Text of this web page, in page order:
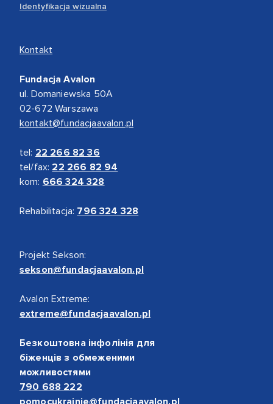
Identyfikacja wizualna
Kontakt
Fundacja Avalon
ul. Domaniewska 50A
02-672 Warszawa
kontakt@fundacjaavalon.pl
tel: 22 266 82 36
tel/fax: 22 266 82 94
kom: 666 324 328
Rehabilitacja: 796 324 328
Projekt Sekson:
sekson@fundacjaavalon.pl
Avalon Extreme:
extreme@fundacjaavalon.pl
Безкоштовна інфолінія для
біженців з обмеженими
можливостями
790 688 222
pomocukrainie@fundacjaavalon.pl